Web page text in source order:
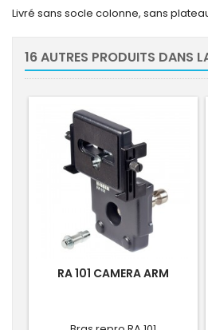
Livré sans socle colonne, sans
16 AUTRES PRODUITS DANS
RA 101 CAMERA ARM